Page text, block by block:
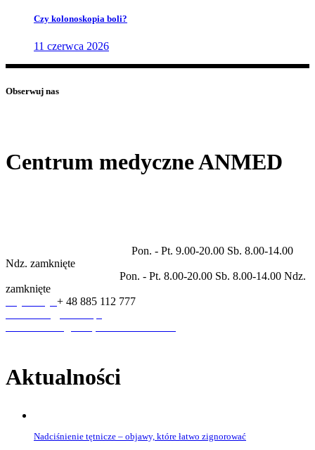
Czy kolonoskopia boli?
11 czerwca 2026
Obserwuj nas
Centrum medyczne ANMED
Pon. - Pt. 9.00-20.00 Sb. 8.00-14.00
Ndz. zamknięte
Pon. - Pt. 8.00-20.00 Sb. 8.00-14.00 Ndz.
zamknięte
+ 48 885 112 777
Aktualności
Nadciśnienie tętnicze – objawy, które łatwo zignorować